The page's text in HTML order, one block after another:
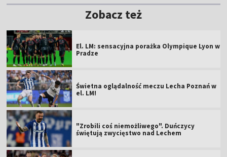
Zobacz też
El. LM: sensacyjna porażka Olympique Lyon w
Pradze
Świetna oglądalność meczu Lecha Poznań w
el. LM!
"Zrobili coś niemożliwego". Duńczycy
świętują zwycięstwo nad Lechem